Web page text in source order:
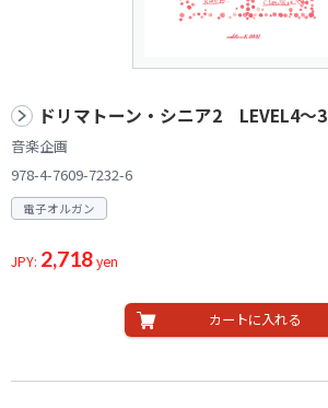
ドリマトーン・シニア2 LEVEL4～3
音楽企画
978-4-7609-7232-6
電子オルガン
JPY: 2,718yen
カートに入れる